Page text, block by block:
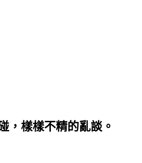
，樣樣不精的亂談。